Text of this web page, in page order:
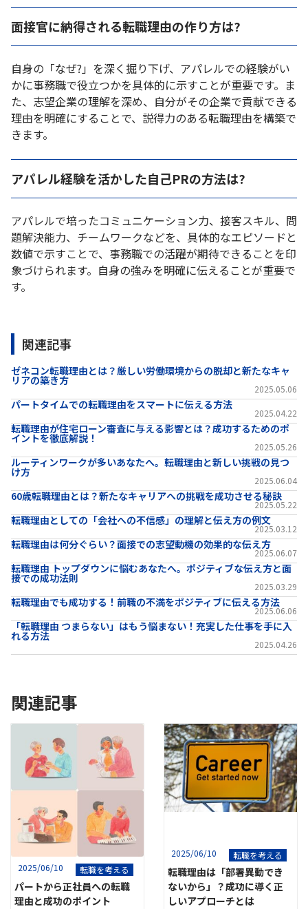
面接官に納得される転職理由の作り方は?
自身の「なぜ?」を深く掘り下げ、アパレルでの経験がい
かに事務職で役立つかを具体的に示すことが重要です。ま
た、志望企業の理解を深め、自分がその企業で貢献できる
理由を明確にすることで、説得力のある転職理由を構築で
きます。
アパレル経験を活かした自己PRの方法は?
アパレルで培ったコミュニケーション力、接客スキル、問
題解決能力、チームワークなどを、具体的なエピソードと
数値で示すことで、事務職での活躍が期待できることを印
象づけられます。自身の強みを明確に伝えることが重要で
す。
関連記事
ゼネコン転職理由とは？厳しい労働環境からの脱却と新たなキャ
リアの築き方
2025.05.06
パートタイムでの転職理由をスマートに伝える方法
2025.04.22
転職理由が住宅ローン審査に与える影響とは？成功するためのポ
イントを徹底解説！
2025.05.26
ルーティンワークが多いあなたへ。転職理由と新しい挑戦の見つ
け方
2025.06.04
60歳転職理由とは？新たなキャリアへの挑戦を成功させる秘訣
2025.05.22
転職理由としての「会社への不信感」の理解と伝え方の例文
2025.03.12
転職理由は何分ぐらい？面接での志望動機の効果的な伝え方
2025.06.07
転職理由 トップダウンに悩むあなたへ。ポジティブな伝え方と面
接での成功法則
2025.03.29
転職理由でも成功する！前職の不満をポジティブに伝える方法
2025.06.06
「転職理由 つまらない」はもう悩まない！充実した仕事を手に入
れる方法
2025.04.26
関連記事
2025/06/10 転職を考える
パートから正社員への転職
理由と成功のポイント
2025/06/10 転職を考える
転職理由は「部署異動でき
ないから」？成功に導く正
しいアプローチとは